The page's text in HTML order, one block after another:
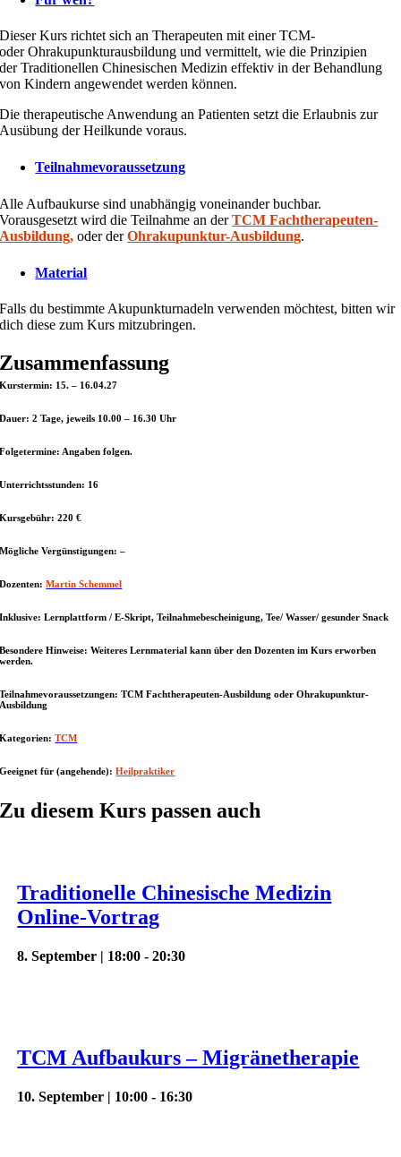
Dieser Kurs richtet sich an Therapeuten mit einer TCM-
oder Ohrakupunkturausbildung und vermittelt, wie die Prinzipien
der Traditionellen Chinesischen Medizin effektiv in der Behandlung
von Kindern angewendet werden können.
Die therapeutische Anwendung an Patienten setzt die Erlaubnis zur
Ausübung der Heilkunde voraus.
Teilnahmevoraussetzung
Alle Aufbaukurse sind unabhängig voneinander buchbar.
Vorausgesetzt wird die Teilnahme an derTCM Fachtherapeuten-
Ausbildung, oder derOhrakupunktur-Ausbildung.
Material
Falls du bestimmte Akupunkturnadeln verwenden möchtest, bitten wir
dich diese zum Kurs mitzubringen.
Zusammenfassung
Kurstermin: 15. – 16.04.27
Dauer: 2 Tage, jeweils 10.00 – 16.30 Uhr
Folgetermine: Angaben folgen.
Unterrichtsstunden: 16
Kursgebühr: 220 €
Mögliche Vergünstigungen: –
Dozenten:Martin Schemmel
Inklusive: Lernplattform / E-Skript, Teilnahmebescheinigung, Tee/ Wasser/ gesunder Snack
Besondere Hinweise: Weiteres Lernmaterial kann über den Dozenten im Kurs erworben
werden.
Teilnahmevoraussetzungen: TCM Fachtherapeuten-Ausbildung oder Ohrakupunktur-
Ausbildung
Kategorien: TCM
Geeignet für (angehende):Heilpraktiker
Zu diesem Kurs passen auch
Traditionelle Chinesische Medizin
Online-Vortrag
8. September | 18:00 -20:30
TCM Aufbaukurs – Migränetherapie
10. September | 10:00 - 16:30